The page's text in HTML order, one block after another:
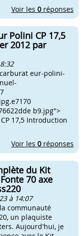
Voir les 0 réponses
Polini CP 17,5
2012 par
eur-polini-
b9.jpg">
17,5 Introduction
Voir les 0 réponses
du Kit
70 axe
à 14:07
communauté
un plaquiste
Aujourd'hui, je